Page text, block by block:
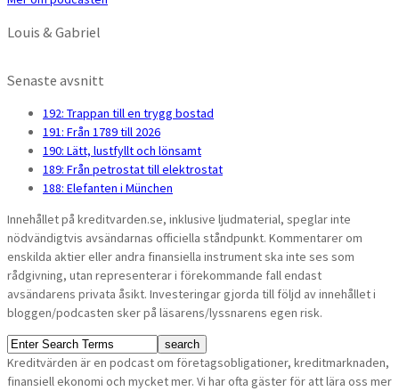
Louis & Gabriel
Senaste avsnitt
192: Trappan till en trygg bostad
191: Från 1789 till 2026
190: Lätt, lustfyllt och lönsamt
189: Från petrostat till elektrostat
188: Elefanten i München
Innehållet på kreditvarden.se, inklusive ljudmaterial, speglar inte
nödvändigtvis avsändarnas officiella ståndpunkt. Kommentarer om
enskilda aktier eller andra finansiella instrument ska inte ses som
rådgivning, utan representerar i förekommande fall endast
avsändarens privata åsikt. Investeringar gjorda till följd av innehållet i
bloggen/podcasten sker på läsarens/lyssnarens egen risk.
Kreditvärden är en podcast om företagsobligationer, kreditmarknaden,
finansiell ekonomi och mycket mer. Vi har ofta gäster för att lära oss mer